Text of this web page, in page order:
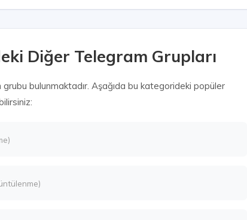
Diğer Telegram Grupları
bulunmaktadır. Aşağıda bu kategorideki popüler